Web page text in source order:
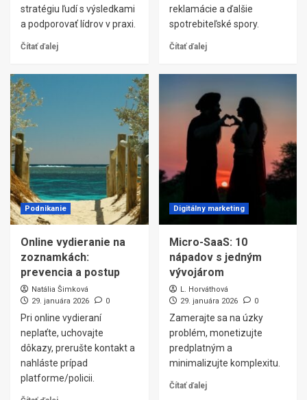
stratégiu ľudí s výsledkami
a podporovať lídrov v praxi.
Čítať ďalej
reklamácie a ďalšie
spotrebiteľské spory.
Čítať ďalej
Podnikanie
Online vydieranie na
zoznamkách:
prevencia a postup
Natália Šimková
29. januára 2026
0
Pri online vydieraní
neplaťte, uchovajte
dôkazy, prerušte kontakt a
nahláste prípad
platforme/policii.
Digitálny marketing
Micro-SaaS: 10
nápadov s jedným
vývojárom
L. Horváthová
29. januára 2026
0
Zamerajte sa na úzky
problém, monetizujte
predplatným a
minimalizujte komplexitu.
Čítať ďalej